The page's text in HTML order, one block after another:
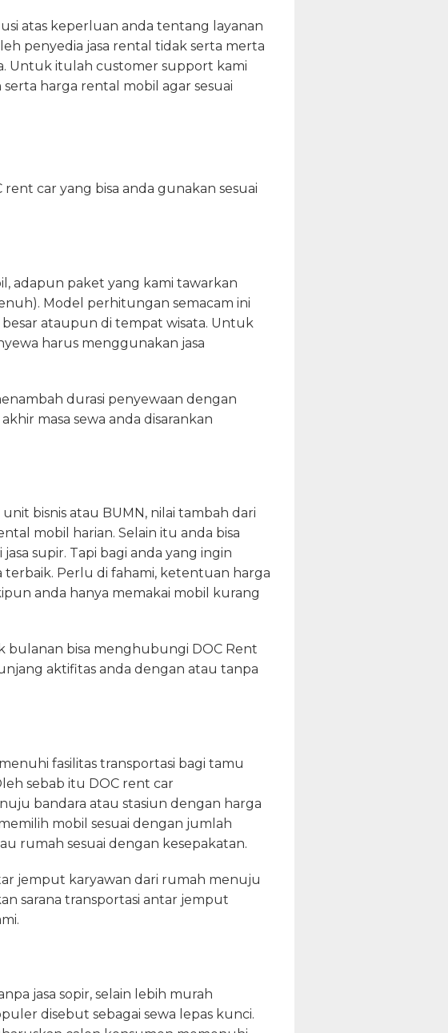
atas keperluan anda tentang layanan
penyedia jasa rental tidak serta merta
Untuk itulah customer support kami
harga rental mobil agar sesuai
car yang bisa anda gunakan sesuai
adapun paket yang kami tawarkan
Model perhitungan semacam ini
ataupun di tempat wisata. Untuk
harus menggunakan jasa
durasi penyewaan dengan
masa sewa anda disarankan
bisnis atau BUMN, nilai tambah dari
mobil harian. Selain itu anda bisa
supir. Tapi bagi anda yang ingin
Perlu di fahami, ketentuan harga
anda hanya memakai mobil kurang
bulanan bisa menghubungi DOC Rent
aktifitas anda dengan atau tanpa
fasilitas transportasi bagi tamu
sebab itu DOC rent car
bandara atau stasiun dengan harga
mobil sesuai dengan jumlah
rumah sesuai dengan kesepakatan.
jemput karyawan dari rumah menuju
sarana transportasi antar jemput
jasa sopir, selain lebih murah
disebut sebagai sewa lepas kunci.